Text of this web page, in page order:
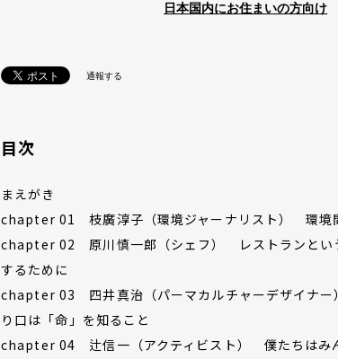
日本国内にお住まいの方向け
通報する
目次
まえがき
chapter 01 枝廣淳子（環境ジャーナリスト） 環境
chapter 02 原川慎一郎（シェフ） レストランとい
するために
chapter 03 四井真治（パーマカルチャーデザイナ
り口は「命」を知ること
chapter 04 辻信一（アクティビスト） 僕たちはみ